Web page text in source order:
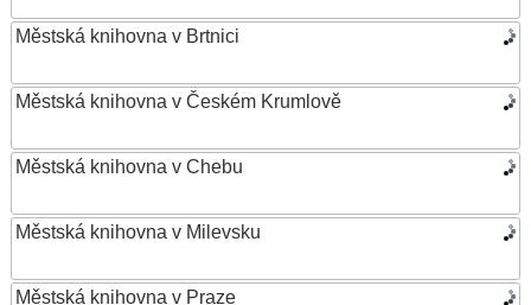
Městská knihovna v Brtnici
Městská knihovna v Českém Krumlově
Městská knihovna v Chebu
Městská knihovna v Milevsku
Městská knihovna v Praze